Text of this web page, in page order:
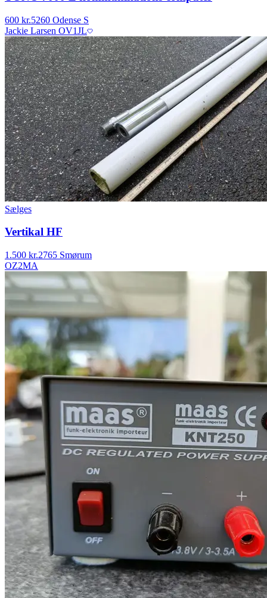
600 kr.5260 Odense S
Jackie Larsen OV1JL
Sælges
Vertikal HF
1.500 kr.2765 Smørum
OZ2MA